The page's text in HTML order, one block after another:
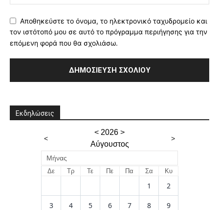
Αποθηκεύστε το όνομα, το ηλεκτρονικό ταχυδρομείο και
τον ιστότοπό μου σε αυτό το πρόγραμμα περιήγησης για την
επόμενη φορά που θα σχολιάσω.
Εκδηλώσεις
<
< 2026 >
Αύγουστος
>
Μήνας
Δε Τρ Τε Πε Πα Σα Κυ
1 2
3 4 5 6 7 8 9